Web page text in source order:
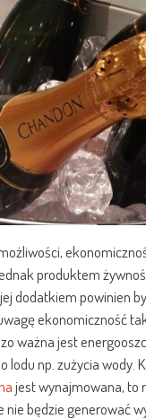
produktem
dodatkiem powinien
ekonomiczność
ważna jest
np. zużycia wody.
jest wynajmowana, to
nie będzie generować